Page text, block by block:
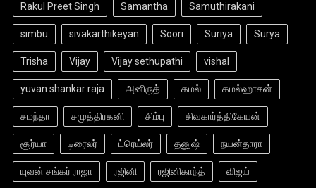
Rakul Preet Singh Samantha Samuthirakani
simbu sivakarthikeyan Soori Suriya Surya
Trisha Vijay Vijay sethupathi vishal
yuvan shankar raja அனிருத் கமல் கமல்ஹாசன்
சமந்தா சமுத்திரகனி சிம்பு சிவகார்த்திகேயன்
சூர்யா டிரைலர் ட்ரெய்லர் தனுஷ் நயன்தாரா
யுவன் சங்கர் ராஜா ரஜினி ரஜினிகாந்த் விஜய்